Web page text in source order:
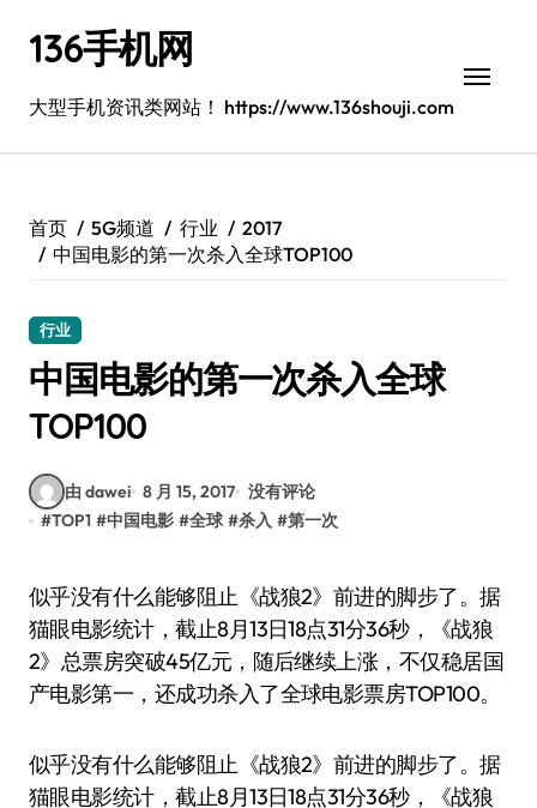
136手机网
大型手机资讯类网站！ https://www.136shouji.com
首页 5G频道 行业
2017
中国电影的第一次杀入全球TOP100
行业
中国电影的第一次杀入全球
TOP100
由 dawei 8 月 15, 2017 没有评论
#TOP1 #中国电影 #全球 #杀入 #第一次
似乎没有什么能够阻止《战狼2》前进的脚步了。据
猫眼电影统计，截止8月13日18点31分36秒，《战狼
2》总票房突破45亿元，随后继续上涨，不仅稳居国
产电影第一，还成功杀入了全球电影票房TOP100。
似乎没有什么能够阻止《战狼2》前进的脚步了。据
猫眼电影统计，截止8月13日18点31分36秒，《战狼